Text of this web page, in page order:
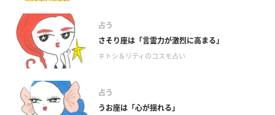
占う
さそり座は「言霊力が激烈に高まる」
＃トシ＆リティのコスモ占い
占う
うお座は「心が揺れる」